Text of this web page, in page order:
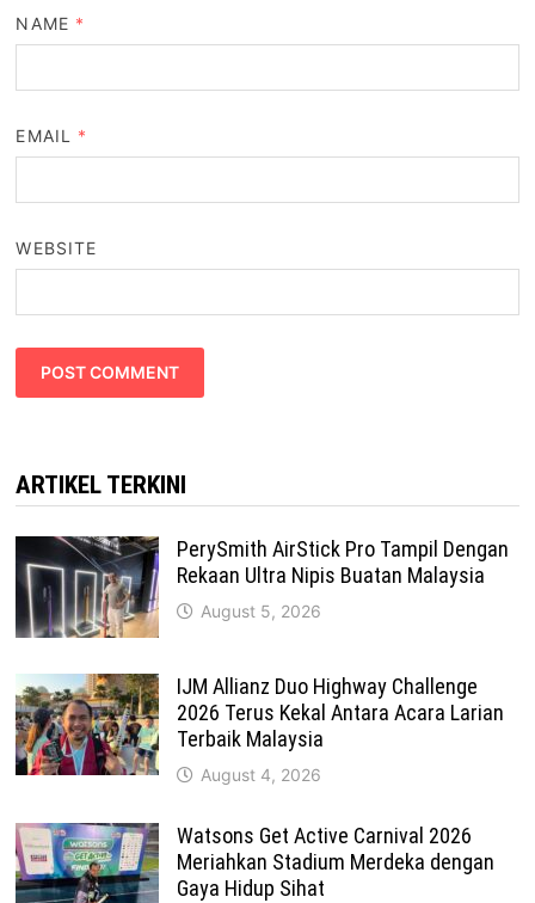
NAME *
EMAIL *
WEBSITE
ARTIKEL TERKINI
PerySmith AirStick Pro Tampil Dengan
Rekaan Ultra Nipis Buatan Malaysia
August 5, 2026
IJM Allianz Duo Highway Challenge
2026 Terus Kekal Antara Acara Larian
Terbaik Malaysia
August 4, 2026
Watsons Get Active Carnival 2026
Meriahkan Stadium Merdeka dengan
Gaya Hidup Sihat